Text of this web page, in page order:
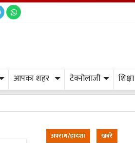
आपका शहर टेक्नोलाजी शिक्षा
अपराध/हादशा ख़बरें